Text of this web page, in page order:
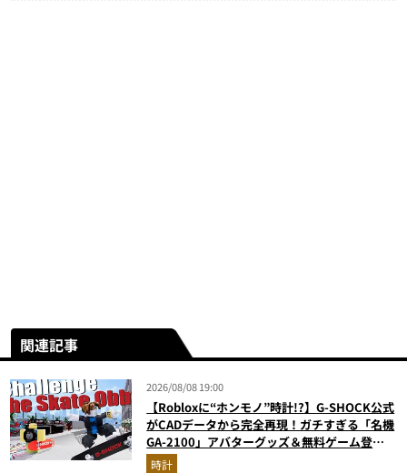
関連記事
2026/08/08 19:00
【Robloxに“ホンモノ”時計!?】G-SHOCK公式
がCADデータから完全再現！ガチすぎる「名機
GA-2100」アバターグッズ＆無料ゲーム登場
が見逃せない
時計